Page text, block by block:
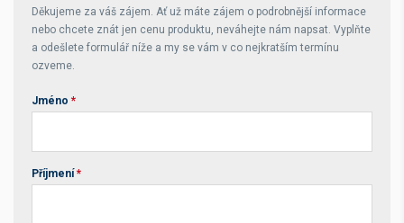
Děkujeme za váš zájem. Ať už máte zájem o podrobnější informace
nebo chcete znát jen cenu produktu, neváhejte nám napsat. Vyplňte
a odešlete formulář níže a my se vám v co nejkratším termínu
ozveme.
Jméno *
Příjmení *